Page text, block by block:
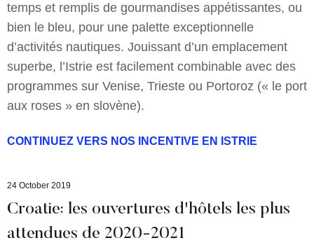
temps et remplis de gourmandises appétissantes, ou
bien le bleu, pour une palette exceptionnelle
d’activités nautiques. Jouissant d’un emplacement
superbe, l’Istrie est facilement combinable avec des
programmes sur Venise, Trieste ou Portoroz (« le port
aux roses » en slovène).
CONTINUEZ VERS NOS INCENTIVE EN ISTRIE
24 October 2019
Croatie: les ouvertures d'hôtels les plus
attendues de 2020-2021